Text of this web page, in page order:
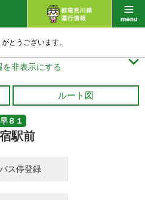
とうございます。
を非表示にする 
ルート図
早８１
駅前
ス停登録